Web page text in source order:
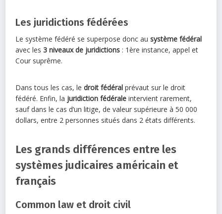
Les juridictions fédérées
Le système fédéré se superpose donc ausystème fédéral
avec les3 niveaux de juridictions : 1ère instance, appel et
Cour suprême.
Dans tous les cas, le droit fédéral prévaut sur le droit
fédéré. Enfin, la juridiction fédérale intervient rarement,
sauf dans le cas d’un litige, de valeur supérieure à 50 000
dollars, entre 2 personnes situés dans 2 états différents.
Les grands différences entre les
systèmes judicaires américain et
français
Common law et droit civil